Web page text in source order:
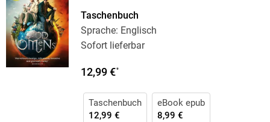
Taschenbuch
Sprache: Englisch
Sofort lieferbar
12,99 €*
Taschenbuch
12,99 €
eBook epub
8,99 €